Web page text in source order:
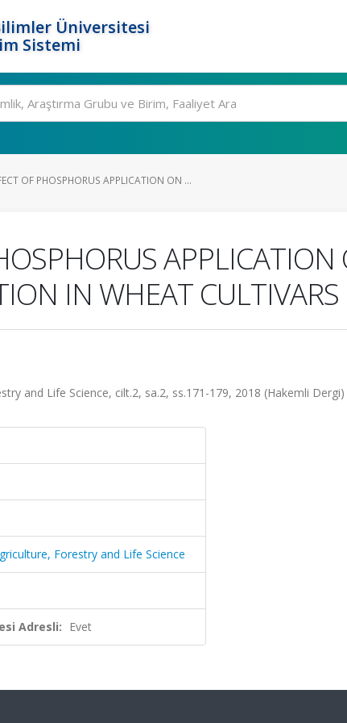
Üniversitesi
Sistemi
OF PHOSPHORUS APPLICATION ON ...
IN WHEAT CULTIVARS
and Life Science, cilt.2, sa.2, ss.171-179, 2018 (Hakemli Dergi)
Forestry and Life Science
Adresli: Evet